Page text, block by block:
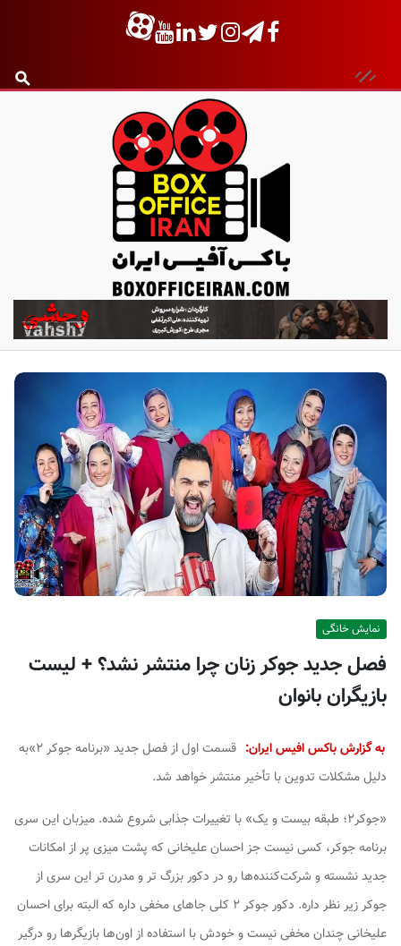
ب
ا
ک
س
ی
س
ا
ی
ر
ن
نمایش خانگی
فصل جدید جوکر زنان چرا منتشر نشد؟ + لیست
بازیگران بانوان
به گزارش باکس افیس ایران:
قسمت اول از فصل جدید «برنامه جوکر ۲»به
دلیل مشکلات تدوین با تأخیر منتشر خواهد شد.
«جوکر۲؛ طبقه بیست و یک» با تغییرات جذابی شروع شده. میزبان این سری
برنامه جوکر، کسی نیست جز احسان علیخانی که پشت میزی پر از امکانات
جدید نشسته و شرکت‌کننده‌ها رو در دکور بزرگ تر و مدرن تر این سری از
جوکر زیر نظر داره. دکور جوکر ۲ کلی جاهای مخفی داره که البته برای احسان
علیخانی چندان مخفی نیست و خودش با استفاده از اون‌ها بازیگرها رو درگیر